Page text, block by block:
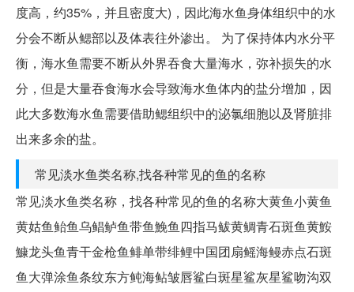
度高，约35%，并且密度大)，因此海水鱼身体组织中的水
分会不断从鳃部以及体表往外渗出。 为了保持体内水分平
衡，海水鱼需要不断从外界吞食大量海水，弥补损失的水
分，但是大量吞食海水会导致海水鱼体内的盐分增加，因
此大多数海水鱼需要借助鳃组织中的泌氯细胞以及肾脏排
出来多余的盐。
常见淡水鱼类名称,找各种常见的鱼的名称
常见淡水鱼类名称，找各种常见的鱼的名称大黄鱼小黄鱼
黄姑鱼鲐鱼乌鲳鲈鱼带鱼鮸鱼四指马鲅黄鲷青石斑鱼黄鮟
鱇龙头鱼青干金枪鱼鲱单带绯鲤中国团扇鳐海鳗赤点石斑
鱼大弹涂鱼条纹东方鲀海鲇皱唇鲨白斑星鲨灰星鲨吻沟双